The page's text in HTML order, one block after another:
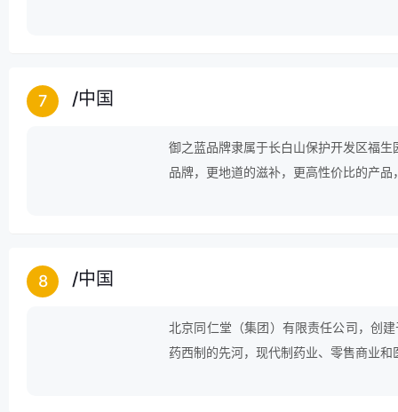
7 /中国
御之蓝品牌隶属于长白山保护开发区福
品牌，更地道的滋补，更高性价比的产
8 /中国
北京同仁堂（集团）有限责任公司，创
药西制的先河，现代制药业、零售商业